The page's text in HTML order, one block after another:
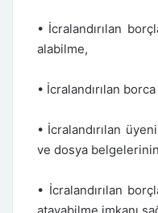
• İcralandırılan
alabilme,
• İcralandırılan
• İcralandırılan
ve dosya
• İcralandırılan